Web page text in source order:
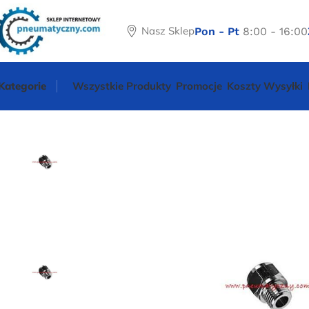
Nasz SklepPon - Pt 8:00 - 16:00
Wszystkie Produkty Promocje Koszty Wysyłki